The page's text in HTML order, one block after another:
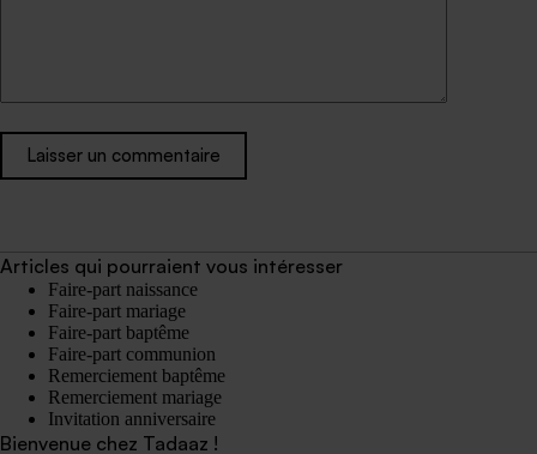
Laisser un commentaire
Articles qui pourraient vous intéresser
Faire-part naissance
Faire-part mariage
Faire-part baptême
Faire-part communion
Remerciement baptême
Remerciement mariage
Invitation anniversaire
Bienvenue chez Tadaaz !